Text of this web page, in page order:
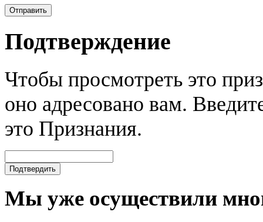
Подтверждение
Чтобы просмотреть это
оно адресовано вам.
это Признания.
Мы уже осуществили